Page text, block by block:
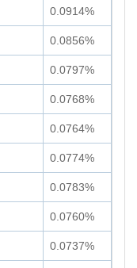
0.0914%
0.0856%
0.0797%
0.0768%
0.0764%
0.0774%
0.0783%
0.0760%
0.0737%